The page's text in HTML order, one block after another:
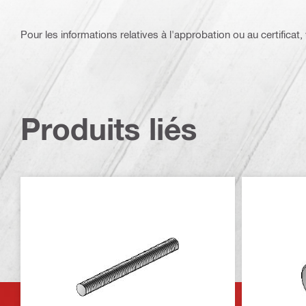
Pour les informations relatives à l'approbation ou au
Produits liés